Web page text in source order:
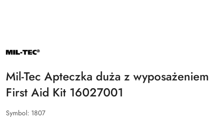
NAZWA
PRODUCENTA:
Mil-Tec Apteczka duża z wyposażeniem
First Aid Kit 16027001
Symbol: 1807